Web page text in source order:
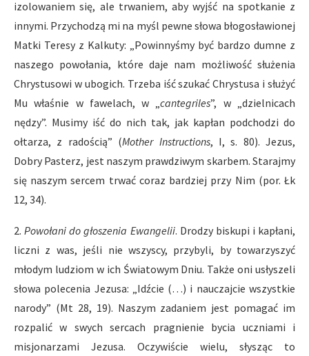
izolowaniem się, ale trwaniem, aby wyjść na spotkanie z
innymi. Przychodzą mi na myśl pewne słowa błogosławionej
Matki Teresy z Kalkuty: „Powinnyśmy być bardzo dumne z
naszego powołania, które daje nam możliwość służenia
Chrystusowi w ubogich. Trzeba iść szukać Chrystusa i służyć
Mu właśnie w fawelach, w „cantegriles”, w „dzielnicach
nędzy”. Musimy iść do nich tak, jak kapłan podchodzi do
ołtarza, z radością” (Mother Instructions, I, s. 80). Jezus,
Dobry Pasterz, jest naszym prawdziwym skarbem. Starajmy
się naszym sercem trwać coraz bardziej przy Nim (por. Łk
12, 34).
2.Powołani do głoszenia Ewangelii. Drodzy biskupi i kapłani,
liczni z was, jeśli nie wszyscy, przybyli, by towarzyszyć
młodym ludziom w ich Światowym Dniu. Także oni usłyszeli
słowa polecenia Jezusa: „Idźcie (…) i nauczajcie wszystkie
narody” (Mt 28, 19). Naszym zadaniem jest pomagać im
rozpalić w swych sercach pragnienie bycia uczniami i
misjonarzami Jezusa. Oczywiście wielu, słysząc to